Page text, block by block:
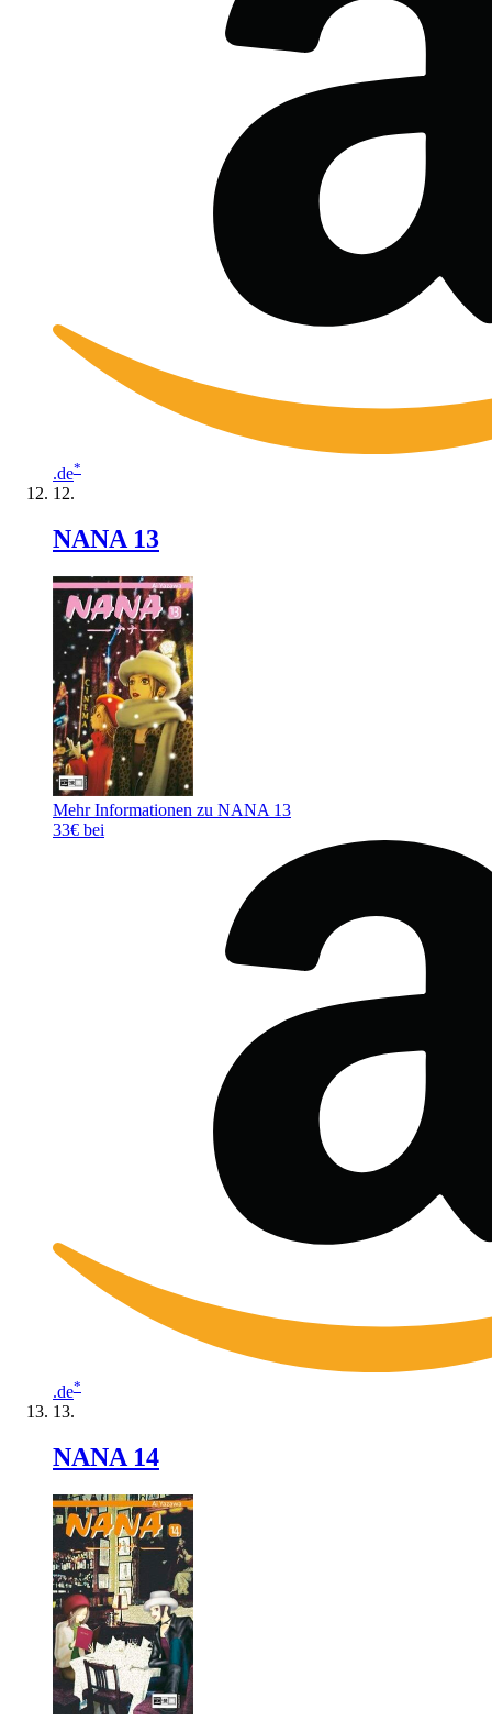
.de*
NANA 13
Mehr Informationen zu NANA 13
33€ bei
.de*
NANA 14